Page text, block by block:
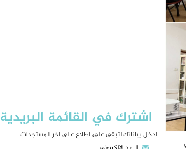
اشترك في القائمة البريدية
ادخل بياناتك لتبقى على اطلاع على اخر المستجدات